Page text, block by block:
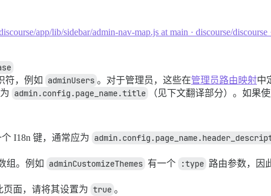
app/lib/sidebar/admin-nav-map.js at main · discourse/discourse
符，例如 adminUsers 。对于管理员，这些在管理员路由映射中
admin.config.page_name.title （见下文翻译部分）。如果使
I18n 键，通常应为
组。例如 adminCustomizeThemes 有一个 :type 路由参数，因
页面，请将其设置为 true 。